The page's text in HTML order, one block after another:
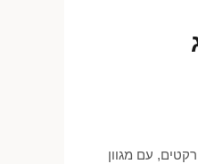
עם מגוון